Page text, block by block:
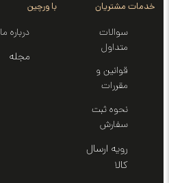
خدمات مشتریان
سوالات
متداول
قوانین و
مقررات
نحوه ثبت
سفارش
رویه ارسال
کالا
با ورچین
درباره ما
مجله